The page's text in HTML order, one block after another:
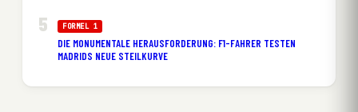
FORMEL 1
DIE MONUMENTALE HERAUSFORDERUNG: F1-FAHRER TESTEN
MADRIDS NEUE STEILKURVE